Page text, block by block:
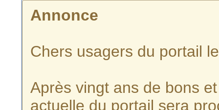
Annonce
Chers usagers du portail
Après vingt ans de bons
actuelle du portail sera